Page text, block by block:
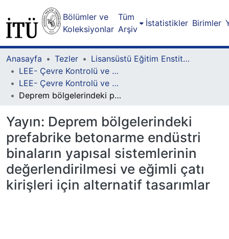
Bölümler ve
Koleksiyonlar
Tüm
Arşiv
İstatistikler Birimler
Anasayfa Tezler
Lisansüstü Eğitim Enstitüsü
LEE- Çevre Kontrolü ve Yapı Teknolojisi Lisansüstü Programı
LEE- Çevre Kontrolü ve Yapı Teknolojisi-Yüksek Lisans
Deprem bölgelerindeki prefabrike betonarme endüstri binaların yapısal sistemlerinin değerlendirilmesi ve eğimli çatı kirişleri için alternatif tasarımlar
Yayın: Deprem bölgelerindeki
prefabrike betonarme endüstri
binaların yapısal sistemlerinin
değerlendirilmesi ve eğimli çatı
kirişleri için alternatif tasarımlar